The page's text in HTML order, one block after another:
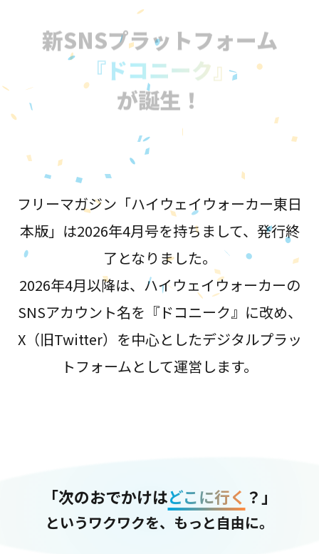
新SNSプラットフォーム
『ドコニーク』
が誕生！
フリーマガジン「ハイウェイウォーカー東日
本版」は2026年4月号を持ちまして、発行終
了となりました。
2026年4月以降は、ハイウェイウォーカーの
SNSアカウント名を『ドコニーク』に改め、
X（旧Twitter）を中心としたデジタルプラッ
トフォームとして運営します。
「次のおでかけはどこに行く ？」
というワクワクを、もっと自由に。